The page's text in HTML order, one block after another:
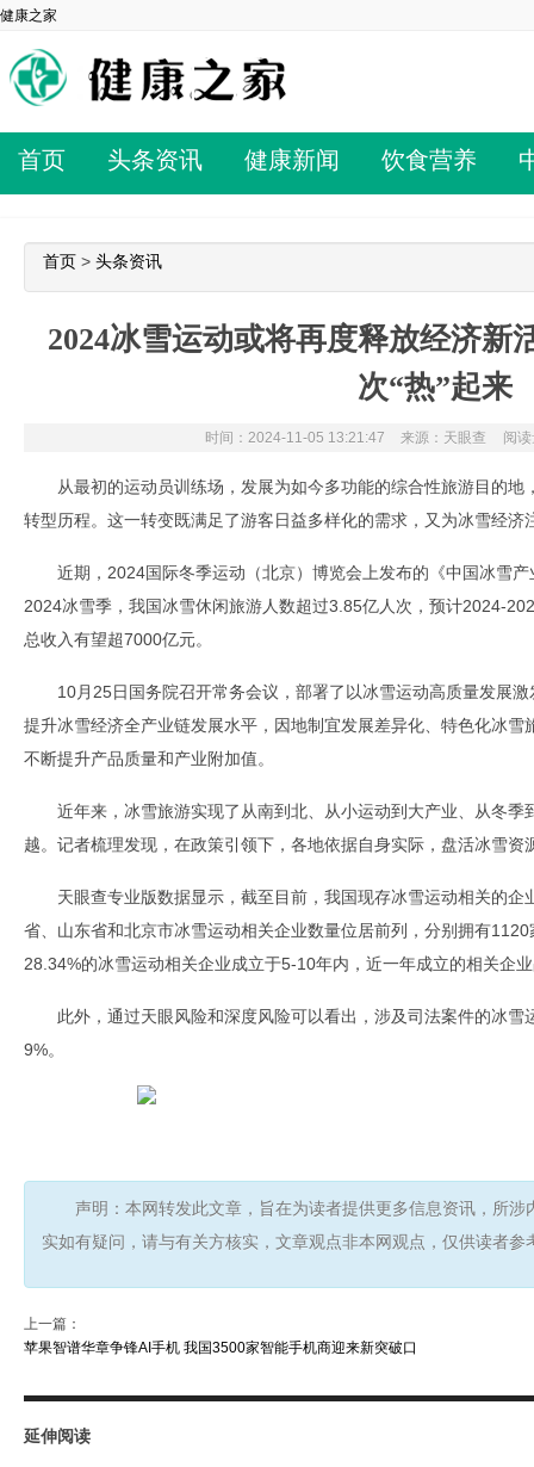
健康之家
首页 头条资讯 健康新闻 饮食营养
首页 > 头条资讯
2024冰雪运动或将再度释放经济新
次“热”起来
时间：2024-11-05 13:21:47 来源：天眼查 阅
从最初的运动员训练场，发展为如今多功能的综合性旅游目的
转型历程。这一转变既满足了游客日益多样化的需求，又为冰雪经济
近期，2024国际冬季运动（北京）博览会上发布的《中国冰雪
2024冰雪季，我国冰雪休闲旅游人数超过3.85亿人次，预计2024-
总收入有望超7000亿元。
10月25日国务院召开常务会议，部署了以冰雪运动高质量发展
提升冰雪经济全产业链发展水平，因地制宜发展差异化、特色化冰
不断提升产品质量和产业附加值。
近年来，冰雪旅游实现了从南到北、从小运动到大产业、从冬季
越。记者梳理发现，在政策引领下，各地依据自身实际，盘活冰雪资
天眼查专业版数据显示，截至目前，我国现存冰雪运动相关的
省、山东省和北京市冰雪运动相关企业数量位居前列，分别拥有
28.34%的冰雪运动相关企业成立于5-10年内，近一年成立的相关企
此外，通过天眼风险和深度风险可以看出，涉及司法案件的冰
9%。
声明：本网转发此文章，旨在为读者提供更多信息资讯，所
实如有疑问，请与有关方核实，文章观点非本网观点，仅供读者参
上一篇：
苹果智谱华章争锋AI手机 我国3500家智能手机商迎来新突破口
延伸阅读